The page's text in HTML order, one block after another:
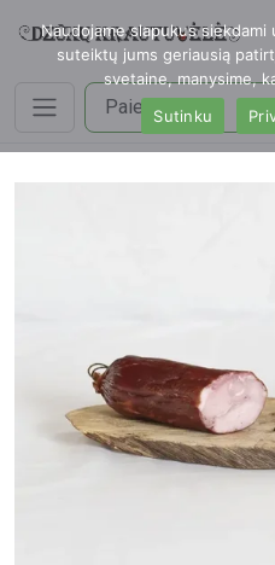
Naudojame slapukus
suteiktų jums geriausią
svetaine, manysime,
Sutinku